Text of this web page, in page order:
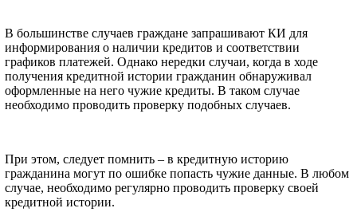
В большинстве случаев граждане запрашивают КИ для
информирования о наличии кредитов и соответствии
графиков платежей. Однако нередки случаи, когда в ходе
получения кредитной истории гражданин обнаруживал
оформленные на него чужие кредиты. В таком случае
необходимо проводить проверку подобных случаев.
При этом, следует помнить – в кредитную историю
гражданина могут по ошибке попасть чужие данные. В любом
случае, необходимо регулярно проводить проверку своей
кредитной истории.